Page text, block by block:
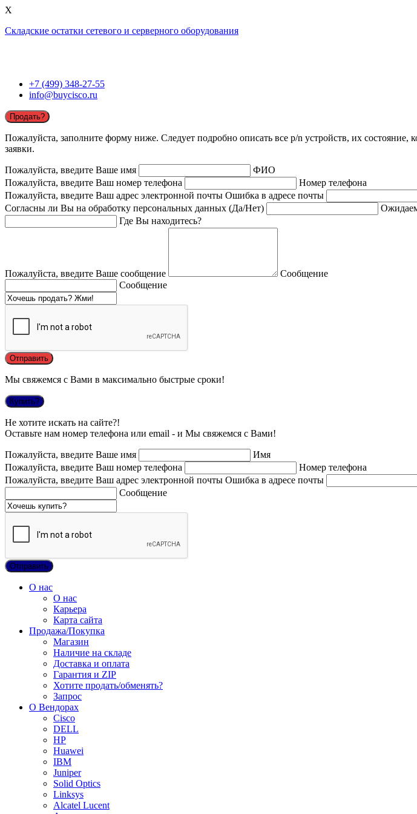
X
Складские остатки сетевого и серверного оборудования
+7 (499) 348-27-55
info@buycisco.ru
Продать?
Пожалуйста, заполните форму ниже. Следует подробно описать все p/n устройств, их
заявки.
Пожалуйста, введите Ваше имя
ФИО
Пожалуйста, введите Ваш номер телефона
Номер телефона
Пожалуйста, введите Ваш адрес электронной почты Ошибка в адресе почты
Согласны ли Вы на обработку персональных данных (Да/Нет)
Где Вы находитесь?
Пожалуйста, введите Ваше сообщение
Сообщение
Сообщение
Мы свяжемся с Вами в максимально быстрые сроки!
Купить?
Не хотите искать на сайте?!
Оставьте нам номер телефона или email - и Мы свяжемся с Вами!
Пожалуйста, введите Ваше имя
Имя
Пожалуйста, введите Ваш номер телефона
Номер телефона
Пожалуйста, введите Ваш адрес электронной почты Ошибка в адресе почты
Сообщение
О нас
О нас
Карьера
Карта сайта
Продажа/Покупка
Магазин
Наличие на складе
Доставка и оплата
Гарантия и ZIP
Хотите продать/обменять?
Запрос
О Вендорах
Cisco
DELL
HP
Huawei
IBM
Juniper
Solid Optics
Linksys
Alcatel Lucent